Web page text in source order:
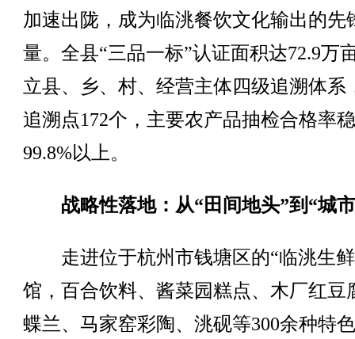
加速出陇，成为临洮餐饮文化输出的先
量。全县“三品一标”认证面积达72.9万
立县、乡、村、经营主体四级追溯体系
追溯点172个，主要农产品抽检合格率
99.8%以上。
战略性落地：从“田间地头”到“城
走进位于杭州市钱塘区的“临洮生鲜
馆，百合饮料、酱菜园糕点、木厂红豆
蝶兰、马家窑彩陶、洮砚等300余种特